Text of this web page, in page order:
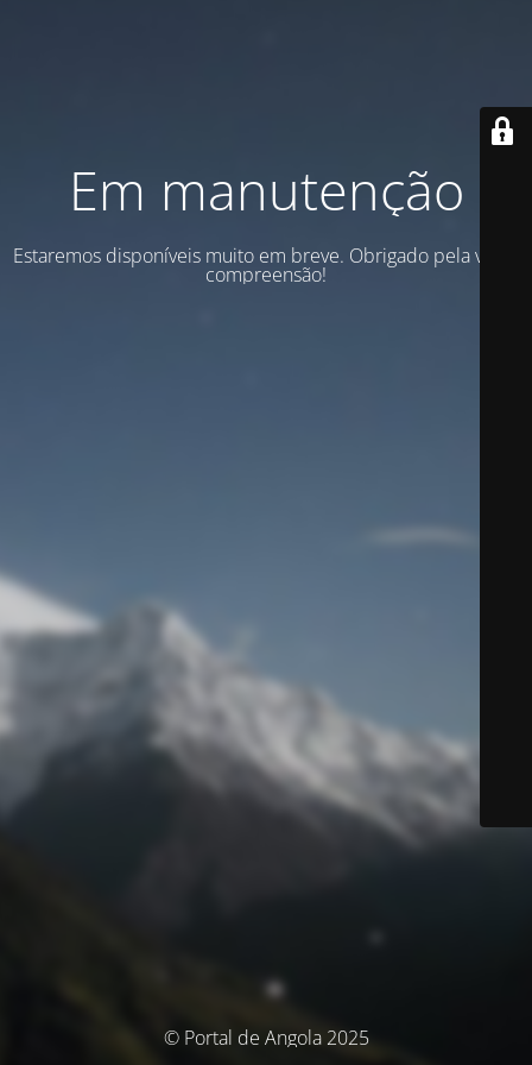
Em manutenção
Estaremos disponíveis muito em breve. Obrigado pela vossa
compreensão!
© Portal de Angola 2025